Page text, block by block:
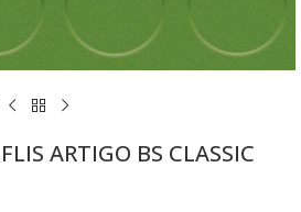
ARTIGO BS CLASSIC